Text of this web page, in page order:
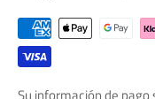
Su información de